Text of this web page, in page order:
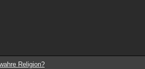
Religion?